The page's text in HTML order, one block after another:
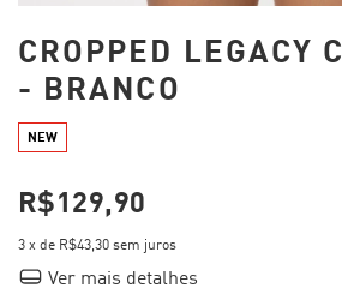
CROPPED LEGACY
- BRANCO
NEW
R$129,90
3 x de R$43,30 sem juros
Ver mais detalhes